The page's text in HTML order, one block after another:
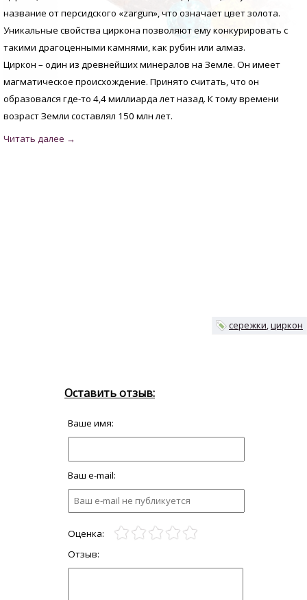
название от персидского «zargun», что означает цвет золота.
Уникальные свойства циркона позволяют ему конкурировать с
такими драгоценными камнями, как рубин или алмаз.
Циркон – один из древнейших минералов на Земле. Он имеет
магматическое происхождение. Принято считать, что он
образовался где-то 4,4 миллиарда лет назад. К тому времени
возраст Земли составлял 150 млн лет.
сережки циркон